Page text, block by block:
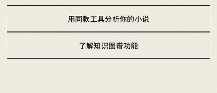
用同款工具分析你的小说
了解知识图谱功能